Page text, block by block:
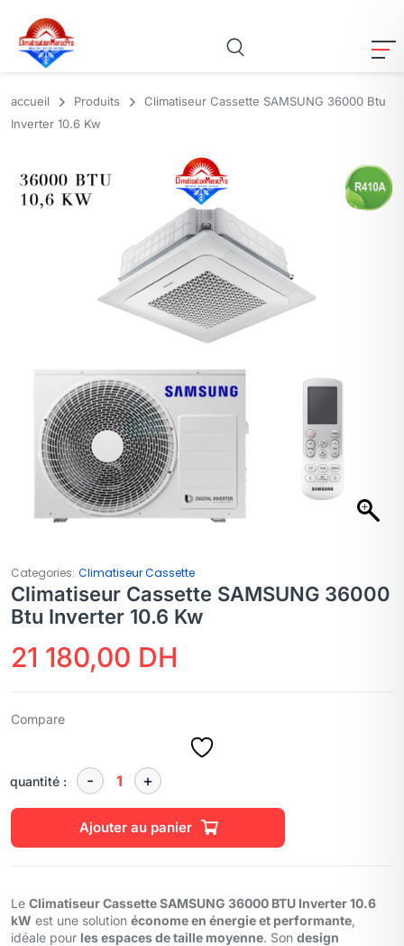
accueil Produits
Climatiseur Cassette SAMSUNG 36000 Btu
Inverter 10.6 Kw
Categories: Climatiseur Cassette
Climatiseur Cassette SAMSUNG 36000
Btu Inverter 10.6 Kw
21 180,00 DH
Compare
quantité :
Ajouter au panier
Le Climatiseur Cassette SAMSUNG 36000 BTU Inverter 10.6
kW est une solution économe en énergie et performante
idéale pour les espaces de taille moyenne. Son design